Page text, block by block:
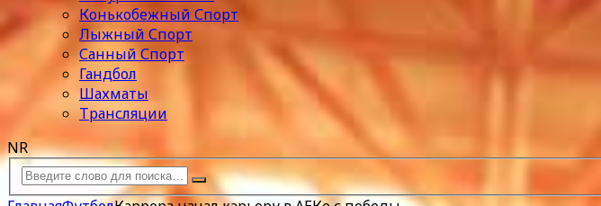
Конькобежный Спорт
Лыжный Спорт
Санный Спорт
Гандбол
Шахматы
Трансляции
NR